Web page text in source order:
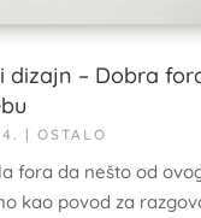
dizajn – Dobra
| OSTALO
fora da nešto od
kao povod za